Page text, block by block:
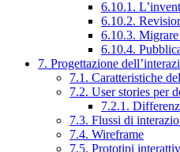
6.10.1.
6.10.2.
6.10.3.
6.10.4.
7. Progettazione
7.1. Caratteristiche
7.2. User stories per
7.2.1.
7.3. Flussi di
7.4. Wireframe
7.5. Prototipi